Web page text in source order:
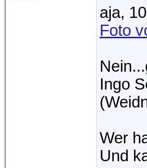
aja,
Foto
Ingo
Wer
Und